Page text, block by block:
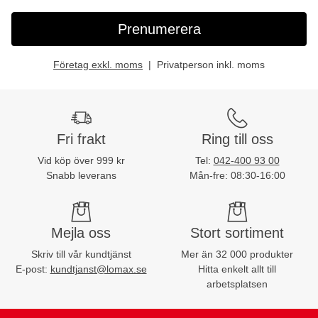
Prenumerera
Företag exkl. moms Privatperson inkl. moms
Fri frakt
Vid köp över 999 kr
Snabb leverans
Ring till oss
Tel: 042-400 93 00
Mån-fre: 08:30-16:00
Mejla oss
Skriv till vår kundtjänst
E-post: kundtjanst@lomax.se
Stort sortiment
Mer än 32 000 produkter
Hitta enkelt allt till
arbetsplatsen